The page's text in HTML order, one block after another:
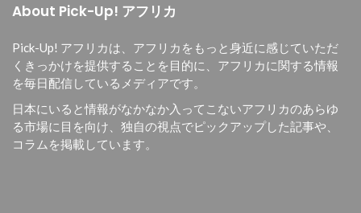
About Pick-Up! アフリカ
Pick-Up! アフリカは、 アフリカをもっと身近に感じていただ
くきっかけを提供することを目的に、 アフリカに関する情報
を毎日配信しているメディアです。
日本にいると情報がなかなか入ってこないアフリカのあらゆ
る市場に目を向け、独自の視点でピックアップした記事や、
コラムを掲載しています。